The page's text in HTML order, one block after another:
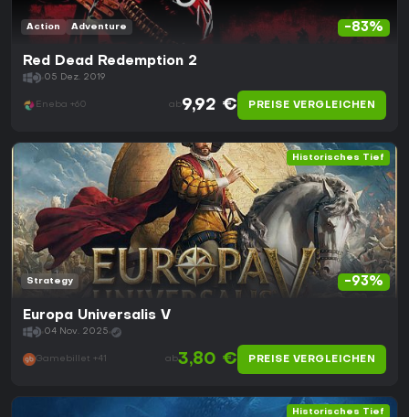
-83%
Action Adventure
Red Dead Redemption 2
05 Dez. 2019
Eneba +60 ab9,92 € PREISE VERGLEICHEN
Historisches Tief
-93%
Strategy
Europa Universalis V
04 Nov. 2025
Gamebillet +41 ab3,80 € PREISE VERGLEICHEN
Historisches Tief